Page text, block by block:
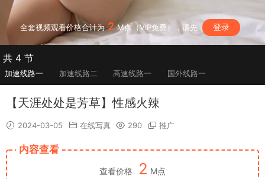
全套视频观看价格合计为 2 M点（VIP免费），请先 登录
共 4 节
加速线路一 加速线路二 高速线路一 国外线路一
【天涯处处是芳草】性感火辣
2024-03-05 在线写真 290 推广
内容查看
查看价格 2 M点